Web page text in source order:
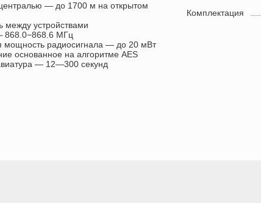
— до 1700 м на открытом
между устройствами
868.0−868.6 МГц
мощность радиосигнала — до 20 мВт
основанное на алгоритме AES
— 12—300 секунд
Комплектация